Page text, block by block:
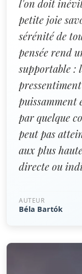
l'on doit
petite joie
sérénité de
pensée rend
supportable :
puissamment
par quelque
peut pas
aux plus
directe ou
AUTEUR
Béla Bartók